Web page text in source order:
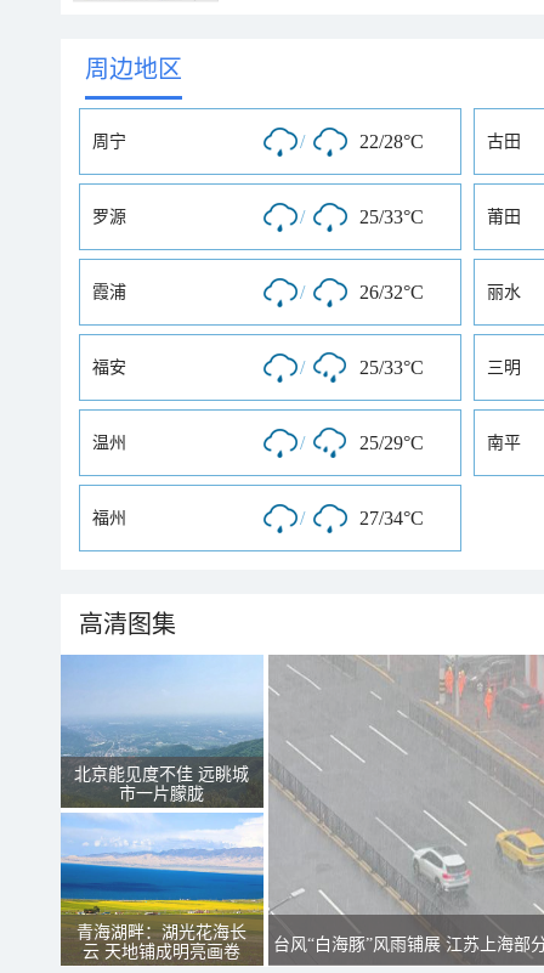
周边地区
周宁 / 22/28°C 古田
罗源 / 25/33°C 莆田
霞浦 / 26/32°C 丽水
福安 / 25/33°C 三明
温州 / 25/29°C 南平
福州 / 27/34°C
高清图集
北京能见度不佳 远眺城
市一片朦胧
青海湖畔：湖光花海长
云 天地铺成明亮画卷
台风“白海豚”风雨铺展 江苏上海部